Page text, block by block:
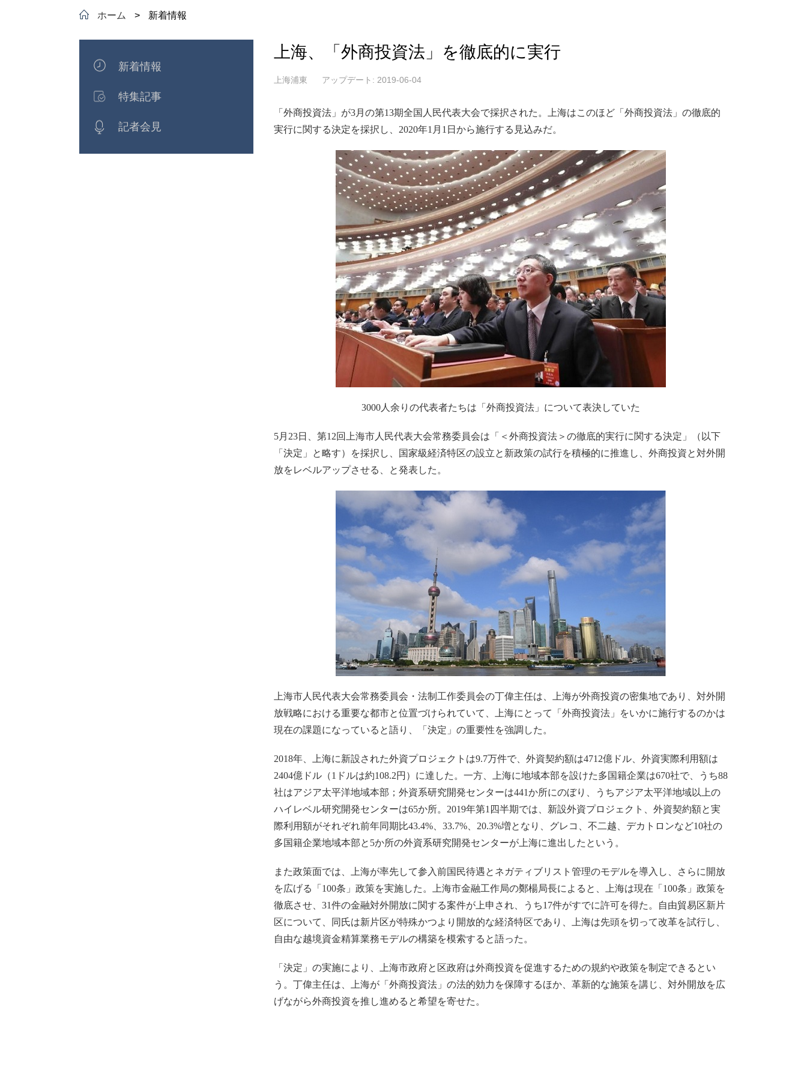
ホーム > 新着情報
新着情報
特集記事
記者会見
上海、「外商投資法」を徹底的に実行
上海浦東 アップデート: 2019-06-04
「外商投資法」が3月の第13期全国人民代表大会で採択された。上海はこのほど「外商投資法」の徹底的
実行に関する決定を採択し、2020年1月1日から施行する見込みだ。
3000人余りの代表者たちは「外商投資法」について表決していた
5月23日、第12回上海市人民代表大会常務委員会は「＜外商投資法＞の徹底的実行に関する決定」（以下
「決定」と略す）を採択し、国家級経済特区の設立と新政策の試行を積極的に推進し、外商投資と対外開
放をレベルアップさせる、と発表した。
上海市人民代表大会常務委員会・法制工作委員会の丁偉主任は、上海が外商投資の密集地であり、対外開
放戦略における重要な都市と位置づけられていて、上海にとって「外商投資法」をいかに施行するのかは
現在の課題になっていると語り、「決定」の重要性を強調した。
2018年、上海に新設された外資プロジェクトは9.7万件で、外資契約額は4712億ドル、外資実際利用額は
2404億ドル（1ドルは約108.2円）に達した。一方、上海に地域本部を設けた多国籍企業は670社で、うち88
社はアジア太平洋地域本部；外資系研究開発センターは441か所にのぼり、うちアジア太平洋地域以上の
ハイレベル研究開発センターは65か所。2019年第1四半期では、新設外資プロジェクト、外資契約額と実
際利用額がそれぞれ前年同期比43.4%、33.7%、20.3%増となり、グレコ、不二越、デカトロンなど10社の
多国籍企業地域本部と5か所の外資系研究開発センターが上海に進出したという。
また政策面では、上海が率先して参入前国民待遇とネガティブリスト管理のモデルを導入し、さらに開放
を広げる「100条」政策を実施した。上海市金融工作局の鄭楊局長によると、上海は現在「100条」政策を
徹底させ、31件の金融対外開放に関する案件が上申され、うち17件がすでに許可を得た。自由貿易区新片
区について、同氏は新片区が特殊かつより開放的な経済特区であり、上海は先頭を切って改革を試行し、
自由な越境資金精算業務モデルの構築を模索すると語った。
「決定」の実施により、上海市政府と区政府は外商投資を促進するための規約や政策を制定できるとい
う。丁偉主任は、上海が「外商投資法」の法的効力を保障するほか、革新的な施策を講じ、対外開放を広
げながら外商投資を推し進めると希望を寄せた。